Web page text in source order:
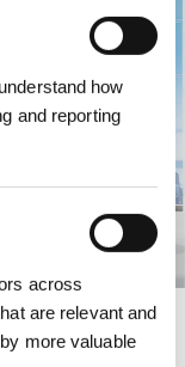
how
and reporting
across
are relevant and
more valuable
jedes Szenario
der intelligenten